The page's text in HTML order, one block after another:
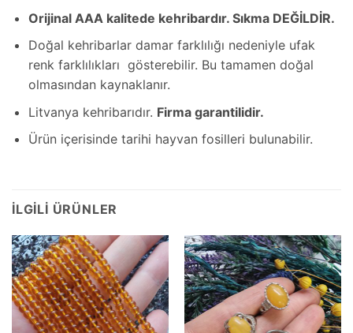
Orijinal AAA kalitede kehribardır. Sıkma DEĞİLDİR.
Doğal kehribarlar damar farklılığı nedeniyle ufak
renk farklılıkları gösterebilir. Bu tamamen doğal
olmasından kaynaklanır.
Litvanya kehribarıdır. Firma garantilidir.
Ürün içerisinde tarihi hayvan fosilleri bulunabilir.
İLGILI ÜRÜNLER